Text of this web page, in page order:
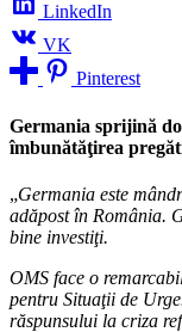
LinkedIn
VK
Pinterest
Germania sprijină
îmbunătăţirea
„Germania este
adăpost în România.
bine investiţi.
OMS face o
pentru Situaţii de
răspunsului la criza